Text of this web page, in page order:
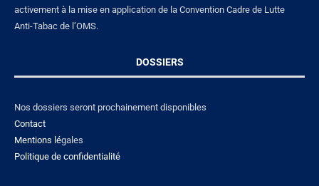
activement à la mise en application de la Convention Cadre de Lutte
Anti-Tabac de l’OMS.
DOSSIERS
Nos dossiers seront prochainement disponibles
Contact
Mentions légales
Politique de confidentialité